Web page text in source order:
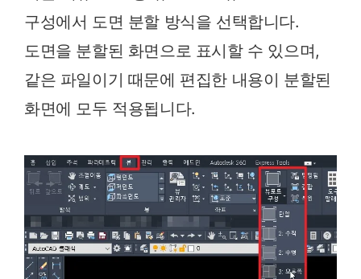
구성에서 도면 분할 방식을 선택합니다.
도면을 분할된 화면으로 표시할 수 있으며,
같은 파일이기 때문에 편집한 내용이 분할된
화면에 모두 적용됩니다.